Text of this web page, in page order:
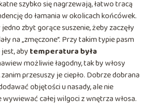
szybko się nagrzewają, łatwo tracą
do łamania w okolicach końcówek.
zbyt gorące suszenie, żeby zaczęły
na „zmęczone”. Przy takim typie pasm
aby temperatura była
możliwie łagodny, tak by włosy
przesuszy je ciepło. Dobrze dobrana
objętości u nasady, ale nie
wywiewać całej wilgoci z wnętrza włosa.